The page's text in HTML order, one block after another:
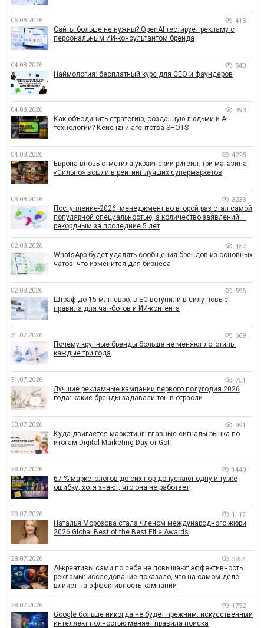
05.08.2026 413
Сайты больше не нужны? OpenAI тестирует рекламу с
персональным ИИ-консультантом бренда
04.08.2026 540
Наймология: бесплатный курс для CEO и фаундеров
04.08.2026 393
Как объединить стратегию, созданную людьми и AI-
технологии? Кейс izi и агентства SHOTS
04.08.2026 4223
Европа вновь отметила украинский ритейл: три магазина
«Сильпо» вошли в рейтинг лучших супермаркетов
03.08.2026 3233
Поступление-2026: менеджмент во второй раз стал самой
популярной специальностью, а количество заявлений —
рекордным за последние 5 лет
02.08.2026 452
WhatsApp будет удалять сообщения брендов из основных
чатов: что изменится для бизнеса
02.08.2026 595
Штраф до 15 млн евро: в ЕС вступили в силу новые
правила для чат-ботов и ИИ-контента
31.07.2026 669
Почему крупные бренды больше не меняют логотипы
каждые три года
31.07.2026 751
Лучшие рекламные кампании первого полугодия 2026
года: какие бренды задавали тон в отрасли
30.07.2026 991
Куда двигается маркетинг: главные сигналы рынка по
итогам Digital Marketing Day от GoIT
29.07.2026 1440
67 % маркетологов до сих пор допускают одну и ту же
ошибку, хотя знают, что она не работает
29.07.2026 1117
Наталья Морозова стала членом международного жюри
2026 Global Best of the Best Effie Awards
28.07.2026 3854
AI-креативы сами по себе не повышают эффективность
рекламы: исследование показало, что на самом деле
влияет на эффективность кампаний
28.07.2026 1752
Google больше никогда не будет прежним: искусственный
интеллект полностью меняет правила поиска